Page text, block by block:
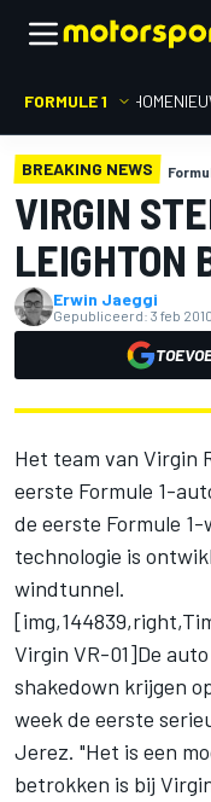
FORMULE 1 HOME
BREAKING NEWS
VIRGIN
LEIGHTON
Erwin Jaeggi
Gepubliceerd: 3 feb
Het team van Virgin
eerste Formule 1-
de eerste Formule
technologie is
windtunnel.
Virgin VR-01]De
shakedown krijgen
week de eerste
Jerez. "Het is een
betrokken is bij